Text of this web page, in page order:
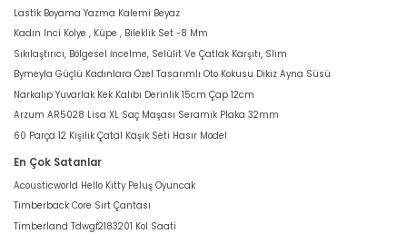
Lastik Boyama Yazma Kalemi Beyaz
Kadın Inci Kolye , Küpe , Bileklik Set -8 Mm
Sıkılaştırıcı, Bölgesel İncelme, Selülit Ve Çatlak Karşıtı, Slim
Bymeyla Güçlü Kadınlara Özel Tasarımlı Oto Kokusu Dikiz Ayna Süsü
Narkalıp Yuvarlak Kek Kalıbı Derinlik 15cm Çap 12cm
Arzum AR5028 Lisa XL Saç Maşası Seramik Plaka 32mm
60 Parça 12 Kişilik Çatal Kaşık Seti Hasır Model
En Çok Satanlar
Acousticworld Hello Kitty Peluş Oyuncak
Timberback Core Sırt Çantası
Timberland Tdwgf2183201 Kol Saati